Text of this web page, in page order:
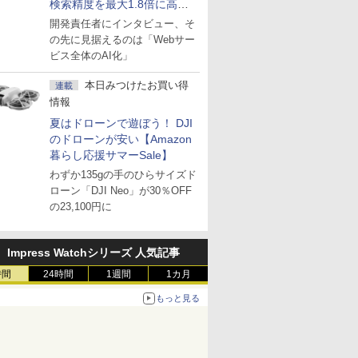
検索精度を最大1.8倍に高め
た「GMO AI RAG」は無償の
OSS版で「1社1RAG」を目
指す
開発責任者にインタビュー、そ
の先に見据えるのは「Webサー
ビス全体のAI化」
連載
本日みつけたお買い得
情報
夏はドローンで遊ぼう！ DJI
のドローンが安い【Amazon
暮らし応援サマーSale】
わずか135gの手のひらサイズド
ローン「DJI Neo」が30％OFF
の23,100円に
Impress Watchシリーズ 人気記事
24時間 1週間 1カ月
もっと見る